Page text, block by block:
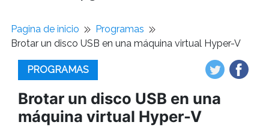
Pagina de inicio
Programas
Brotar un disco USB en una máquina virtual Hyper-V
PROGRAMAS
Brotar un disco USB en una
máquina virtual Hyper-V